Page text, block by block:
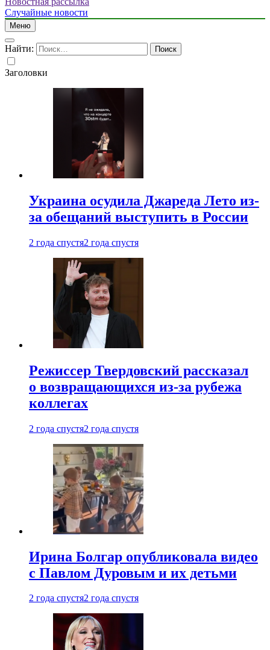
Случайные новости
Меню
Найти:
Заголовки
Украина осудила Джареда Лето из-
за обещаний выступить в России
2 года спустя2 года спустя
Режиссер Твердовский рассказал
о возвращающихся из-за рубежа
коллегах
2 года спустя2 года спустя
Ирина Болгар опубликовала видео
с Павлом Дуровым и их детьми
2 года спустя2 года спустя